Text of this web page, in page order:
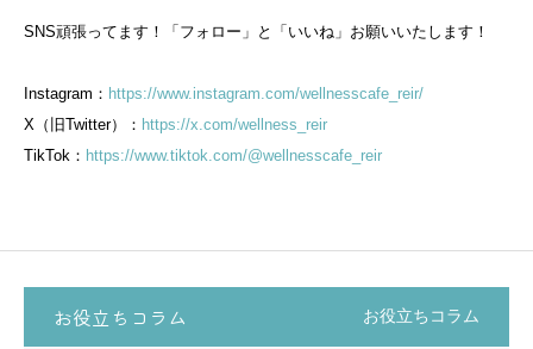
SNS頑張ってます！「フォロー」と「いいね」お願いいたします！
Instagram： https://www.instagram.com/wellnesscafe_reir/
X（旧Twitter）： https://x.com/wellness_reir
TikTok： https://www.tiktok.com/@wellnesscafe_reir
お役立ちコラム お役立ちコラム